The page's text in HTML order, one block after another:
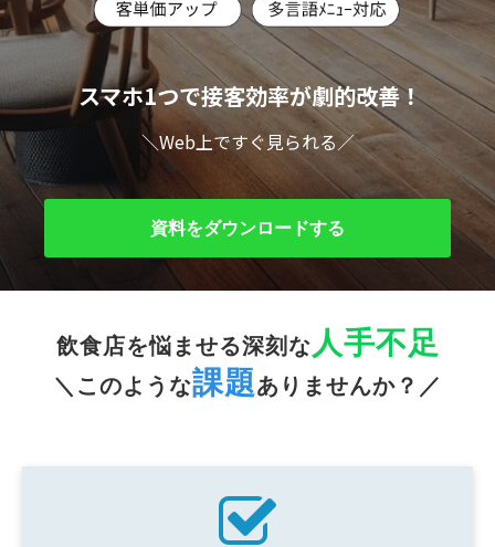
スマホ1つで接客効率が劇的改善！
＼Web上ですぐ見られる／
資料をダウンロードする
飲食店を悩ませる深刻な 人手不足
＼このような課題ありませんか？／